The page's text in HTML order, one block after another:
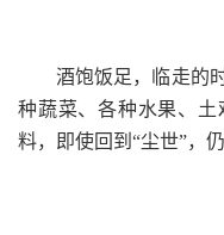
酒饱饭足，临走的
种蔬菜、各种水果、
料，即使回到“尘世”，